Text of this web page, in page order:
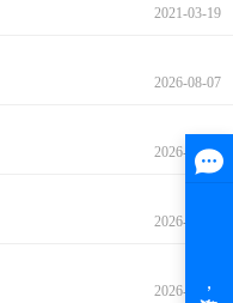
2021-03-19
2026-08-07
2026-08-07
2026-08-07
2026-08-07